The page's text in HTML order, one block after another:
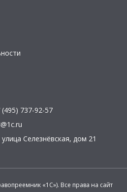
(495) 737-92-57
улица Селезнёвская, дом 21
«1С»). Все права на сайт